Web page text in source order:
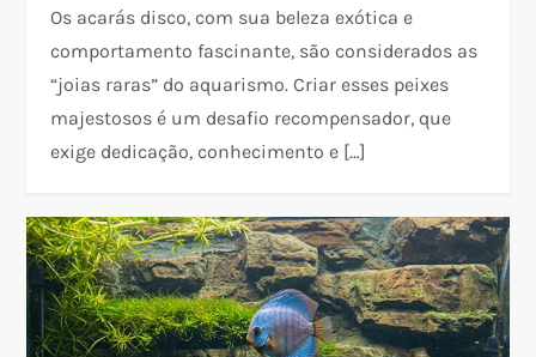
Os acarás disco, com sua beleza exótica e
comportamento fascinante, são considerados as
“joias raras” do aquarismo. Criar esses peixes
majestosos é um desafio recompensador, que
exige dedicação, conhecimento e […]